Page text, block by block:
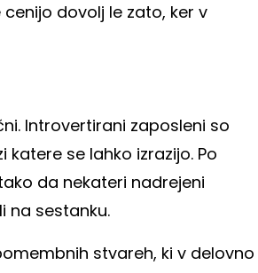
dovolj le zato, ker v
Introvertirani zaposleni so
se lahko izrazijo. Po
da nekateri nadrejeni
na sestanku.
stvareh, ki v delovno